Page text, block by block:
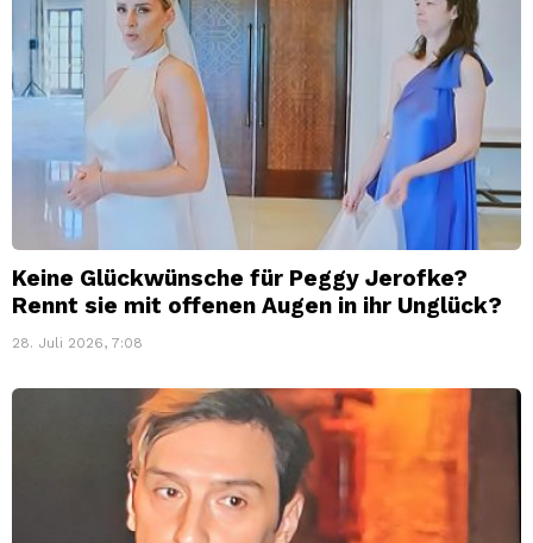
Keine Glückwünsche für Peggy Jerofke?
Rennt sie mit offenen Augen in ihr Unglück?
28. Juli 2026, 7:08